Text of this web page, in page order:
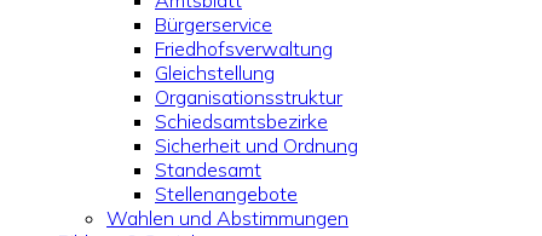
Bürgerservice
Friedhofsverwaltung
Gleichstellung
Organisationsstruktur
Schiedsamtsbezirke
Sicherheit und Ordnung
Standesamt
Stellenangebote
Wahlen und Abstimmungen